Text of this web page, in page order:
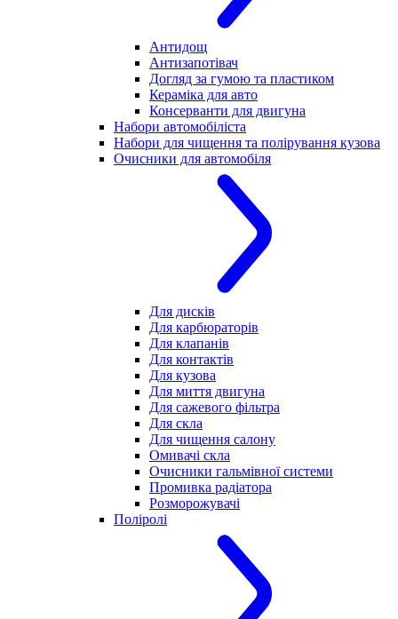
Антидощ
Антизапотівач
Догляд за гумою та пластиком
Кераміка для авто
Консерванти для двигуна
Набори автомобіліста
Набори для чищення та полірування кузова
Очисники для автомобіля
Для дисків
Для карбюраторів
Для клапанів
Для контактів
Для кузова
Для миття двигуна
Для сажевого фільтра
Для скла
Для чищення салону
Омивачі скла
Очисники гальмівної системи
Промивка радіатора
Розморожувачі
Поліролі